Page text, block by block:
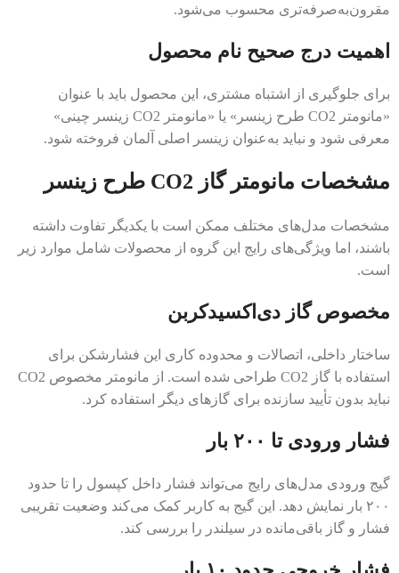
مقرون‌به‌صرفه‌تری محسوب می‌شود.
اهمیت درج صحیح نام محصول
برای جلوگیری از اشتباه مشتری، این محصول باید با عنوان
«مانومتر CO2 طرح زینسر» یا «مانومتر CO2 زینسر چینی»
معرفی شود و نباید به‌عنوان زینسر اصلی آلمان فروخته شود.
مشخصات مانومتر گاز CO2 طرح زینسر
مشخصات مدل‌های مختلف ممکن است با یکدیگر تفاوت داشته
باشند، اما ویژگی‌های رایج این گروه از محصولات شامل موارد زیر
است.
مخصوص گاز دی‌اکسیدکربن
ساختار داخلی، اتصالات و محدوده کاری این فشارشکن برای
استفاده با گاز CO2 طراحی شده است. از مانومتر مخصوص CO2
نباید بدون تأیید سازنده برای گازهای دیگر استفاده کرد.
فشار ورودی تا ۲۰۰ بار
گیج ورودی مدل‌های رایج می‌تواند فشار داخل کپسول را تا حدود
۲۰۰ بار نمایش دهد. این گیج به کاربر کمک می‌کند وضعیت تقریبی
فشار و گاز باقی‌مانده در سیلندر را بررسی کند.